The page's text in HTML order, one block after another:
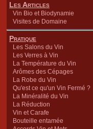
Les Articles
Vin Bio et Biodynamie
Visites de Domaine
Pratique
Les Salons du Vin
Les Verres à Vin
La Température du Vin
Arômes des Cépages
La Robe du Vin
Qu'est ce qu'un Vin Fermé ?
La Minéralité du Vin
La Réduction
Vin et Carafe
Bouteille entamée